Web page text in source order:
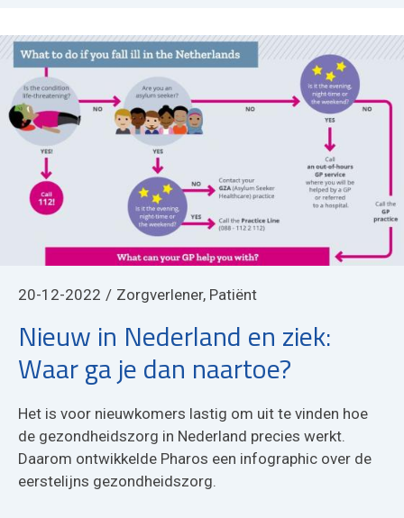
20-12-2022 Zorgverlener, Patiënt
Nieuw in Nederland en ziek:
Waar ga je dan naartoe?
Het is voor nieuwkomers lastig om uit te vinden hoe
de gezondheidszorg in Nederland precies werkt.
Daarom ontwikkelde Pharos een infographic over de
eerstelijns gezondheidszorg.